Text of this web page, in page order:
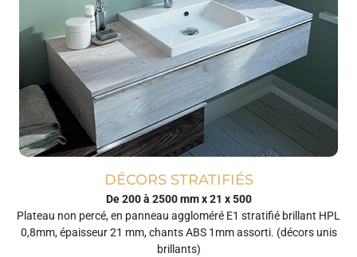
DÉCORS STRATIFIÉS
De 200 à 2500 mm x 21 x 500
Plateau non percé, en panneau aggloméré E1 stratifié brillant HPL
0,8mm, épaisseur 21 mm, chants ABS 1mm assorti. (décors unis
brillants)